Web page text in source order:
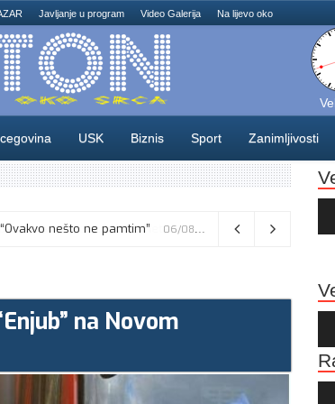
Javljanje u program Video Galerija Na lijevo oko
USK Biznis Sport Zanimljivosti
Vance kaže da će pregovori s Iranom potrajati, odbacio navode o sukobu s Netanyahuom 06/08/2026
na Novom